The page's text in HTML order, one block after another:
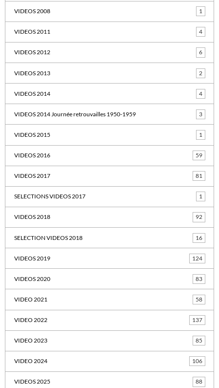
VIDEOS 2008 1
VIDEOS 2011 4
VIDEOS 2012 6
VIDEOS 2013 2
VIDEOS 2014 4
VIDEOS 2014 Journée retrouvailles 1950-1959 3
VIDEOS 2015 1
VIDEOS 2016 59
VIDEOS 2017 81
SELECTIONS VIDEOS 2017 1
VIDEOS 2018 92
SELECTION VIDEOS 2018 16
VIDEOS 2019 124
VIDEOS 2020 83
VIDEO 2021 58
VIDEO 2022 137
VIDEO 2023 85
VIDEO 2024 106
VIDEOS 2025 88